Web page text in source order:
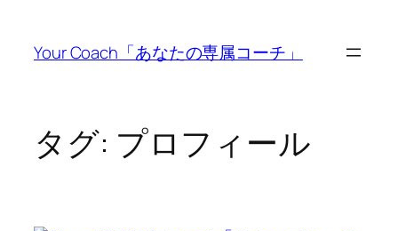
Your Coach「あなたの専属コーチ」
タグ: プロフィール